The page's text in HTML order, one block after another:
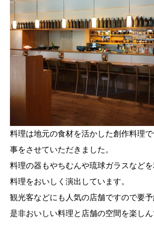
料理は地元の食材を活かした創作料理
事をさせていただきました。
料理の器もやちむんや琉球ガラスなど
料理をおいしく演出しています。
観光客などにも人気の店舗ですので要予
是非おいしい料理と店舗の空間を楽し